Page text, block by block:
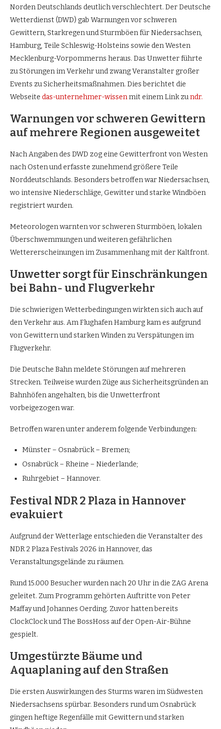
Norden Deutschlands deutlich verschlechtert. Der Deutsche
Wetterdienst (DWD) gab Warnungen vor schweren
Gewittern, Starkregen und Sturmböen für Niedersachsen,
Hamburg, Teile Schleswig-Holsteins sowie den Westen
Mecklenburg-Vorpommerns heraus. Das Unwetter führte
zu Störungen im Verkehr und zwang Veranstalter großer
Events zu Sicherheitsmaßnahmen. Dies berichtet die
Webseite das-unternehmer-wissenmit einem Link zundr.
Warnungen vor schweren Gewittern
auf mehrere Regionen ausgeweitet
Nach Angaben des DWD zog eine Gewitterfront von Westen
nach Osten und erfasste zunehmend größere Teile
Norddeutschlands. Besonders betroffen war Niedersachsen,
wo intensive Niederschläge, Gewitter und starke Windböen
registriert wurden.
Meteorologen warnten vor schweren Sturmböen, lokalen
Überschwemmungen und weiteren gefährlichen
Wettererscheinungen im Zusammenhang mit der Kaltfront.
Unwetter sorgt für Einschränkungen
bei Bahn- und Flugverkehr
Die schwierigen Wetterbedingungen wirkten sich auch auf
den Verkehr aus. Am Flughafen Hamburg kam es aufgrund
von Gewittern und starken Winden zu Verspätungen im
Flugverkehr.
Die Deutsche Bahn meldete Störungen auf mehreren
Strecken. Teilweise wurden Züge aus Sicherheitsgründen an
Bahnhöfen angehalten, bis die Unwetterfront
vorbeigezogen war.
Betroffen waren unter anderem folgende Verbindungen:
Münster – Osnabrück – Bremen;
Osnabrück – Rheine – Niederlande;
Ruhrgebiet – Hannover.
Festival NDR 2 Plaza in Hannover
evakuiert
Aufgrund der Wetterlage entschieden die Veranstalter des
NDR 2 Plaza Festivals 2026 in Hannover, das
Veranstaltungsgelände zu räumen.
Rund 15.000 Besucher wurden nach 20 Uhr in die ZAG Arena
geleitet. Zum Programm gehörten Auftritte von Peter
Maffay und Johannes Oerding. Zuvor hatten bereits
ClockClock und The BossHoss auf der Open-Air-Bühne
gespielt.
Umgestürzte Bäume und
Aquaplaning auf den Straßen
Die ersten Auswirkungen des Sturms waren im Südwesten
Niedersachsens spürbar. Besonders rund um Osnabrück
gingen heftige Regenfälle mit Gewittern und starken